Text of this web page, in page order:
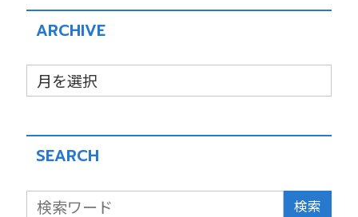
ARCHIVE
SEARCH
検索